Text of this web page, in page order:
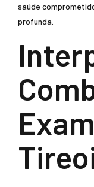
saúde
profunda.